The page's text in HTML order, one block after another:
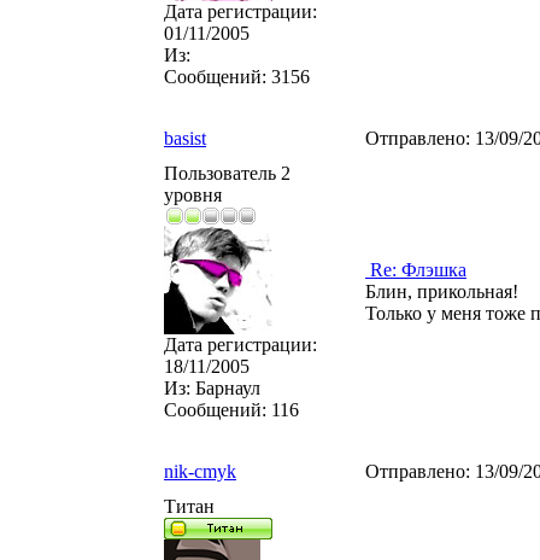
Дата регистрации:
01/11/2005
Из:
Сообщений: 3156
basist Отправлено: 13/09/
Пользователь 2
уровня
Дата регистрации:
18/11/2005
Из: Барнаул
Сообщений: 116
Re: Флэшка
Блин, прикольная!
Только у меня тоже
nik-cmyk Отправлено: 13/09/
Титан